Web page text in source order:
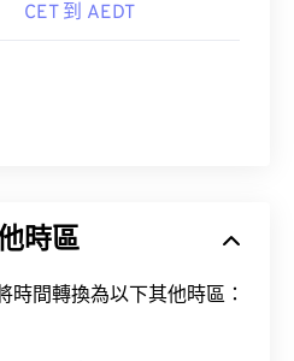
CET 到 AEDT
時區
時間轉換為以下其他時區：